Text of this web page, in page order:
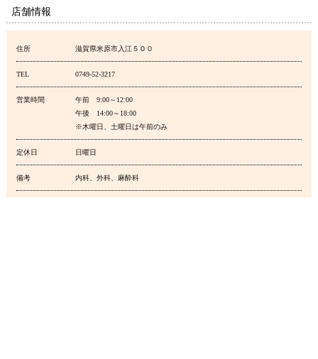
店舗情報
住所 滋賀県米原市入江５００
TEL 0749-52-3217
営業時間
午前 9:00～12:00
午後 14:00～18:00
※木曜日、土曜日は午前のみ
定休日 日曜日
備考 内科、外科、麻酔科